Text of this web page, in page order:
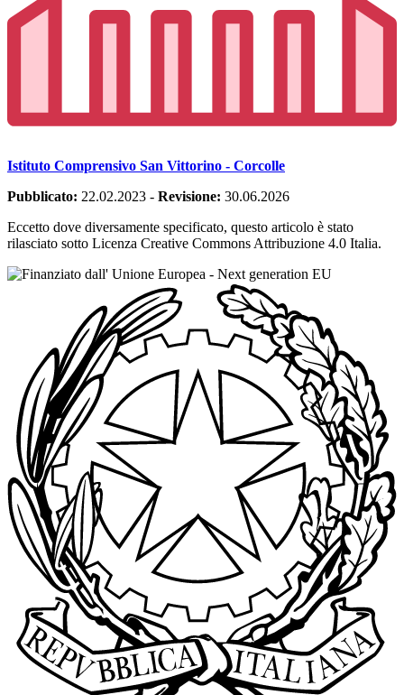
Istituto Comprensivo San Vittorino - Corcolle
Pubblicato: 22.02.2023 - Revisione: 30.06.2026
Eccetto dove diversamente specificato, questo articolo è stato
rilasciato sotto Licenza Creative Commons Attribuzione 4.0 Italia.